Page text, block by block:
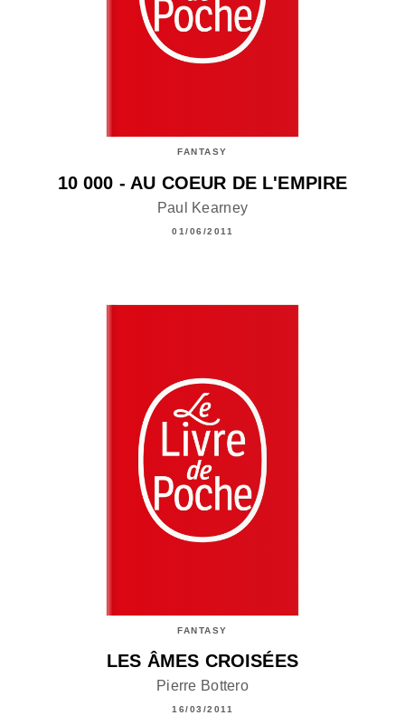
FANTASY
10 000 - AU COEUR DE L'EMPIRE
Paul Kearney
01/06/2011
FANTASY
LES ÂMES CROISÉES
Pierre Bottero
16/03/2011